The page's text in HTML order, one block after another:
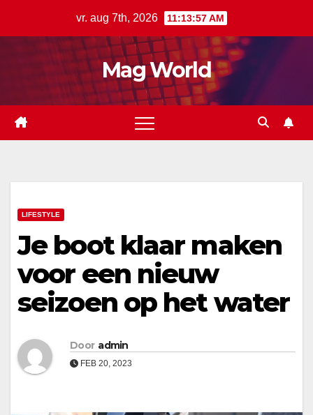
vr. aug 7th, 2026 11:13:58 AM
Mag World
LIFESTYLE
Je boot klaar maken
voor een nieuw
seizoen op het water
Door admin
FEB 20, 2023